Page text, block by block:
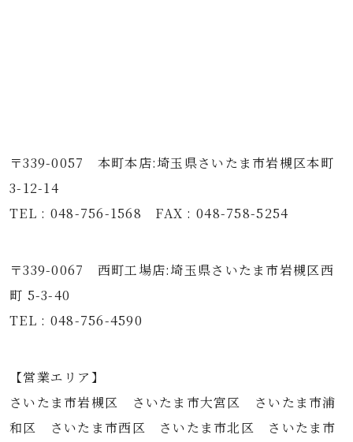
〒339-0057 本町本店:埼玉県さいたま市岩槻区本町
3-12-14
TEL : 048-756-1568 FAX : 048-758-5254
〒339-0067 西町工場店:埼玉県さいたま市岩槻区西
町 5-3-40
TEL : 048-756-4590
【営業エリア】
さいたま市岩槻区 さいたま市大宮区 さいたま市浦
和区 さいたま市西区 さいたま市北区 さいたま市